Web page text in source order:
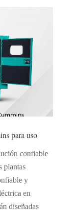
para uso
confiable
plantas
y
en
diseñadas